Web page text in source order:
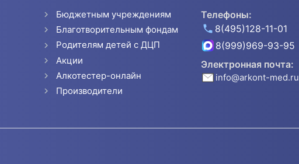
Бюджетным учреждениям
Благотворительным фондам
Родителям детей с ДЦП
Акции
Алкотестер-онлайн
Производители
Телефоны:
8(495)128-11-01
8(999)969-93-95
Электронная почта:
info@arkont-med.ru